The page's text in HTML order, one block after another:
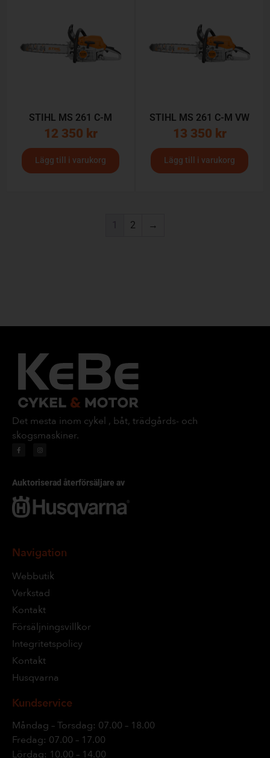
STIHL MS 261 C-M
12 350 kr
Lägg till i varukorg
STIHL MS 261 C-M VW
13 350 kr
Lägg till i varukorg
1 2 →
Det mesta inom cykel , båt, trädgårds- och
skogsmaskiner.
Auktoriserad återförsäljare av
Navigation
Webbutik
Verkstad
Kontakt
Försäljningsvillkor
Integritetspolicy
Kontakt
Husqvarna
Kundservice
Måndag – Torsdag: 07.00 – 18.00
Fredag: 07.00 – 17.00
Lördag: 10.00 – 14.00